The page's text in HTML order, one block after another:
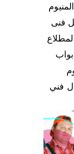
فنى
فني